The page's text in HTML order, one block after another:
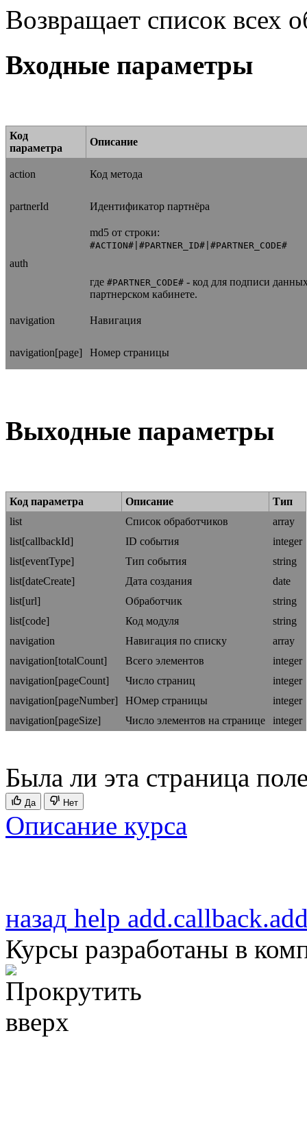
Возвращает список всех
Входные параметры
Код
параметра
Описание
action Код метода
partnerId Идентификатор партнёра
auth
md5 от строки:
#ACTION#|#PARTNER_ID#|#PARTNER_CODE#
где #PARTNER_CODE# - код для подписи
партнерском кабинете.
navigation Навигация
navigation[page] Номер страницы
Выходные параметры
Код параметра Описание
Тип
list
Список обработчиков
array
list[callbackId]
ID события
integer
list[eventType]
Тип события
string
list[dateCreate]
Дата создания
date
list[url]
Обработчик
string
list[code]
Код модуля
string
navigation
Навигация по списку
array
navigation[totalCount]
Всего элементов
integer
navigation[pageCount]
Число страниц
integer
navigation[pageNumber]
НОмер страницы
integer
navigation[pageSize]
Число элементов на странице integer
Была ли эта страница
Да Нет
Описание курса
назад help
Курсы разработаны в